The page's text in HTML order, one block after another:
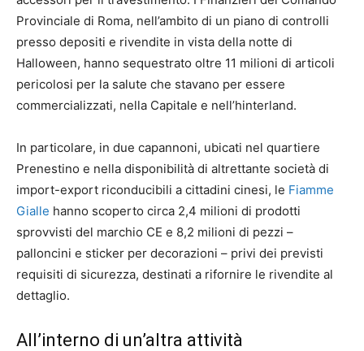
Provinciale di Roma, nell’ambito di un piano di controlli
presso depositi e rivendite in vista della notte di
Halloween, hanno sequestrato oltre 11 milioni di articoli
pericolosi per la salute che stavano per essere
commercializzati, nella Capitale e nell’hinterland.
In particolare, in due capannoni, ubicati nel quartiere
Prenestino e nella disponibilità di altrettante società di
import-export riconducibili a cittadini cinesi, le Fiamme
Gialle hanno scoperto circa 2,4 milioni di prodotti
sprovvisti del marchio CE e 8,2 milioni di pezzi –
palloncini e sticker per decorazioni – privi dei previsti
requisiti di sicurezza, destinati a rifornire le rivendite al
dettaglio.
All’interno di un’altra attività